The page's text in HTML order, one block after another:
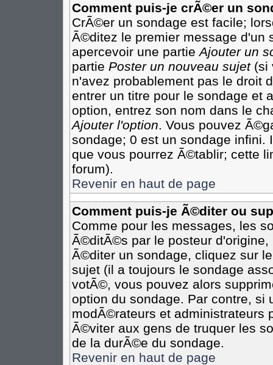
Comment puis-je crÃ©er un
CrÃ©er un sondage est facile;
Ã©ditez le premier message d'un
apercevoir une partieAjouter un
partie Poster un nouveau sujet(si
n'avez probablement pas le droit
entrer un titre pour le sondage et
option, entrez son nom dans le
Ajouter l'option. Vous pouvez
sondage; 0 est un sondage infini.
que vous pourrez Ã©tablir; cette
forum).
Revenir en haut de page
Comment puis-je Ã©diter ou
Comme pour les messages, les
Ã©ditÃ©s par le posteur
Ã©diter un sondage, cliquez sur
sujet (il a toujours le sondage
votÃ©, vous pouvez alors
option du sondage. Par contre,
modÃ©rateurs et administrateurs
Ã©viter aux gens de truquer les
de la durÃ©e du sondage.
Revenir en haut de page